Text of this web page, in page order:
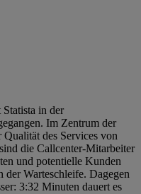
Statista in der
Im Zentrum der
Qualität des Services von
die Callcenter-Mitarbeiter
und potentielle Kunden
der Warteschleife. Dagegen
3:32 Minuten dauert es